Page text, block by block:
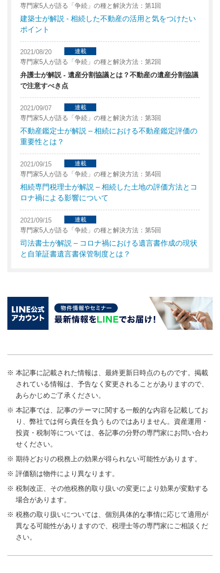
専門家5人が語る「争続」の種と解決方法：第1回
建築士が解説 - 相続した不動産の活用と気をつけたい
ポイント
2021/08/20 連載
専門家5人が語る「争続」の種と解決方法：第2回
弁護士が解説 - 遺産分割協議とは？不動産の遺産分割協議
で注意すべき点
2021/09/07 連載
専門家5人が語る「争続」の種と解決方法：第3回
不動産鑑定士が解説 – 相続における不動産鑑定評価の
重要性とは？
2021/09/15 連載
専門家5人が語る「争続」の種と解決方法：第4回
相続専門税理士が解説 – 相続した土地の評価方法とコ
ロナ禍による影響について
2021/09/15 連載
専門家5人が語る「争続」の種と解決方法：第5回
司法書士が解説 – コロナ禍における遺言書作成の現状
と自筆証書遺言書保管制度とは？
本記事に記載された情報は、最終更新日時点のものです。掲載
されている情報は、予告なく変更されることがありますので、
あらかじめご了承ください。
本記事では、記事のテーマに関する一般的な内容を記載してお
り、弊社では何ら責任を負うものではありません。資産運用・
投資・税制等については、各記事の分野の専門家にお問い合わ
せください。
期待どおりの税務上の効果が得られない可能性があります。
評価額は物件により異なります。
税制改正、その他税務的取り扱いの変更により効果が変動する
場合があります。
税務の取り扱いについては、個別具体的な事情に応じて適用が
異なる可能性がありますので、税理士等の専門家にご相談くだ
さい。